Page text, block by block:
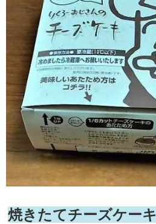
焼きたてチーズケーキ